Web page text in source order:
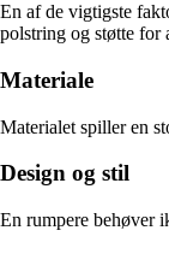
En af de vigtigste
polstring og støtte for
Materiale
Materialet spiller en
Design og stil
En rumpere behøver